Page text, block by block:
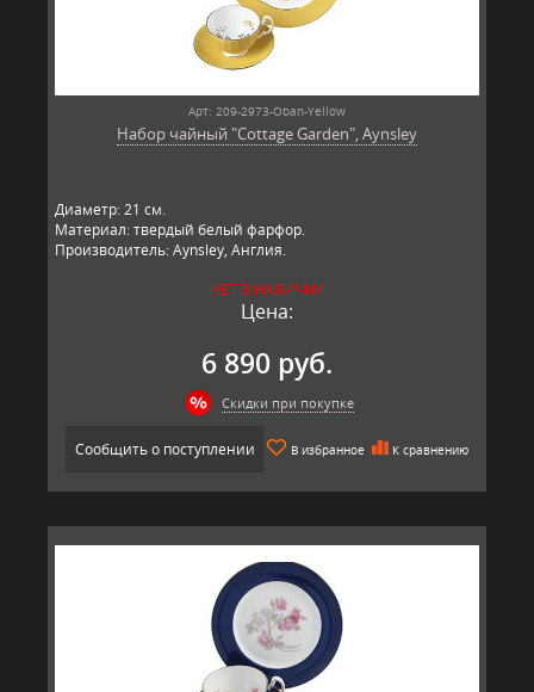
Арт: 209-2973-Oban-Yellow
Набор чайный "Cottage Garden", Aynsley
Диаметр: 21 см.
Материал: твердый белый фарфор.
Производитель: Aynsley, Англия.
НЕТ В НАЛИЧИИ
Цена:
6 890 руб.
Скидки при покупке
Сообщить о поступлении В избранное К сравнению